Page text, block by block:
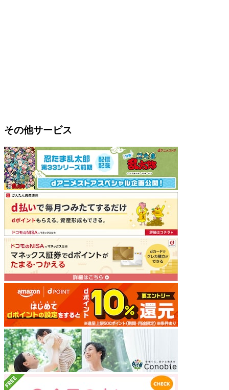
その他サービス